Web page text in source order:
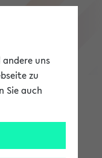
uns
zu
Sie auch